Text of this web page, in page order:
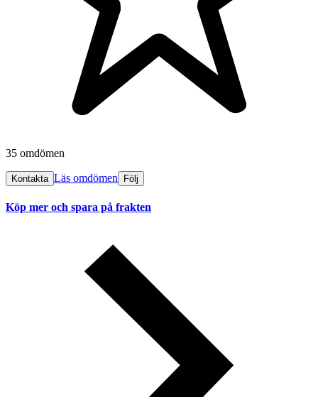
35 omdömen
Kontakta Läs omdömen Följ
Köp mer och spara på frakten